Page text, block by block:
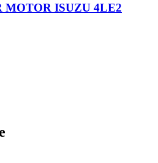
MOTOR ISUZU 4LE2